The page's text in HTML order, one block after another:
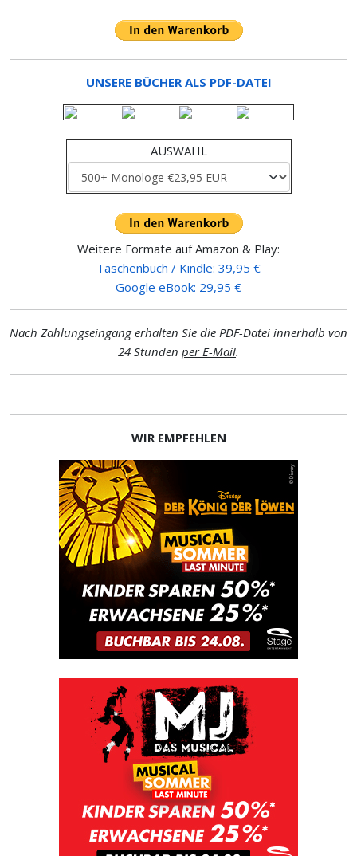
UNSERE BÜCHER ALS PDF-DATEI
AUSWAHL
Weitere Formate auf Amazon & Play:
Taschenbuch / Kindle: 39,95 €
Google eBook: 29,95 €
Nach Zahlungseingang erhalten Sie die PDF-Datei innerhalb von
24 Stunden per E-Mail.
WIR EMPFEHLEN